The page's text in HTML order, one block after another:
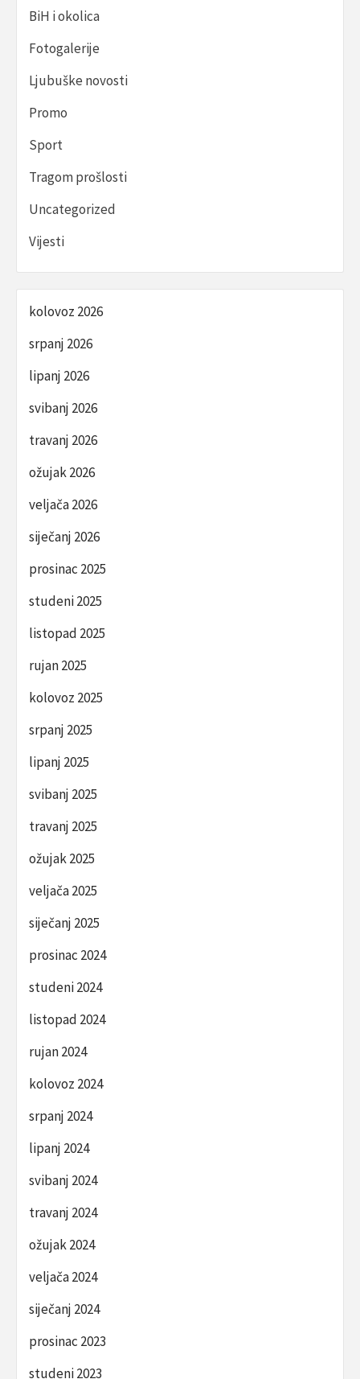
BiH i okolica
Fotogalerije
Ljubuške novosti
Promo
Sport
Tragom prošlosti
Uncategorized
Vijesti
kolovoz 2026
srpanj 2026
lipanj 2026
svibanj 2026
travanj 2026
ožujak 2026
veljača 2026
siječanj 2026
prosinac 2025
studeni 2025
listopad 2025
rujan 2025
kolovoz 2025
srpanj 2025
lipanj 2025
svibanj 2025
travanj 2025
ožujak 2025
veljača 2025
siječanj 2025
prosinac 2024
studeni 2024
listopad 2024
rujan 2024
kolovoz 2024
srpanj 2024
lipanj 2024
svibanj 2024
travanj 2024
ožujak 2024
veljača 2024
siječanj 2024
prosinac 2023
studeni 2023